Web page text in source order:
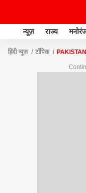
न्यूज़ राज्य
हिंदी न्यूज़ टॉपिक